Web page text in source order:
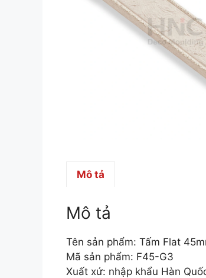
Mô tả
Mô tả
Tên sản phẩm: Tấm Flat
Mã sản phẩm: F45-G3
Xuất xứ: nhập khẩu Hàn